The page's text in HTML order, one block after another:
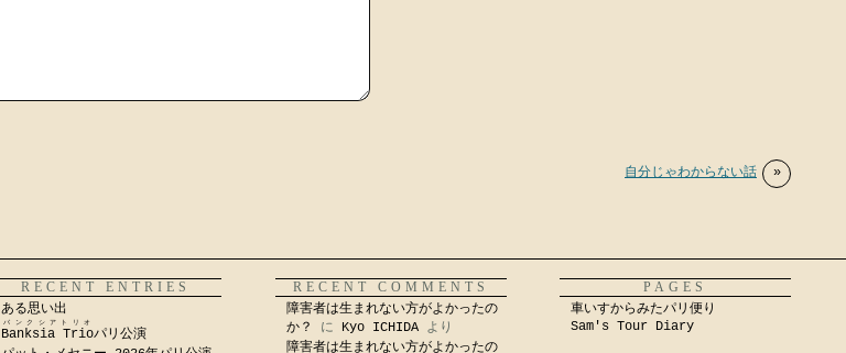
自分じゃわからない話 »
RECENT ENTRIES
ある思い出
Banksia Trio
バンクシアトリオ
パリ公演
RECENT COMMENTS
障害者は生まれない方がよかったの
か？
に Kyo ICHIDAより
障害者は生まれない方がよかったの
PAGES
車いすからみたパリ便り
Sam's Tour Diary